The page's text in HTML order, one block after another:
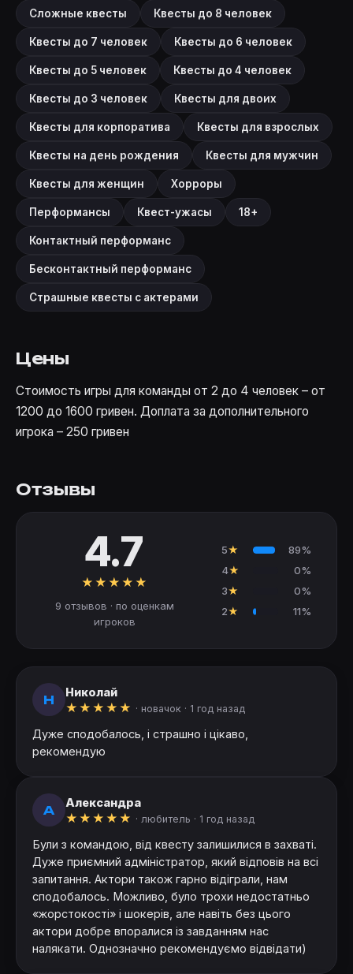
Сложные квесты Квесты до 8 человек
Квесты до 7 человек Квесты до 6 человек
Квесты до 5 человек Квесты до 4 человек
Квесты до 3 человек Квесты для двоих
Квесты для корпоратива Квесты для взрослых
Квесты на день рождения Квесты для мужчин
Квесты для женщин Хорроры
Перформансы Квест-ужасы 18+
Контактный перформанс
Бесконтактный перформанс
Страшные квесты с актерами
Цены
Стоимость игры для команды от 2 до 4 человек – от
1200 до 1600 гривен. Доплата за дополнительного
игрока – 250 гривен
Отзывы
4.7
★ ★ ★ ★ ★
9 отзывов · по оценкам
игроков
5★
89%
4★
0%
3★
0%
2★ 11%
Н
Николай
★ ★ ★ ★ ★ · новачок · 1 год назад
Дуже сподобалось, і страшно і цікаво,
рекомендую
А
Александра
★ ★ ★ ★ ★ · любитель · 1 год назад
Були з командою, від квесту залишилися в захваті.
Дуже приємний адміністратор, який відповів на всі
запитання. Актори також гарно відіграли, нам
сподобалось. Можливо, було трохи недостатньо
«жорстокості» і шокерів, але навіть без цього
актори добре впоралися із завданням нас
налякати. Однозначно рекомендуємо відвідати)